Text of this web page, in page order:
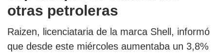
otras petroleras
Raizen, licenciataria de la marca Shell, informó
que desde este miércoles aumentaba un 3,8%